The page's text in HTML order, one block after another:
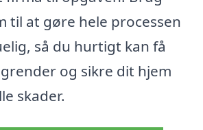
til at gøre hele processen
så du hurtigt kan få
og sikre dit hjem
skader.